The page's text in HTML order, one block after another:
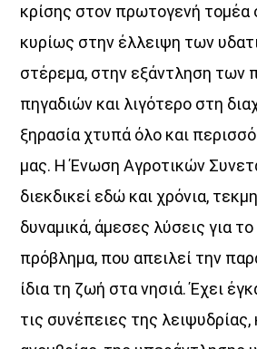
κρίσης στον πρωτογενή τομέα
κυρίως στην έλλειψη των
στέρεμα, στην εξάντληση των
πηγαδιών και λιγότερο στη
ξηρασία χτυπά όλο και
μας. Η Ένωση Αγροτικών
διεκδικεί εδώ και χρόνια,
δυναμικά, άμεσες λύσεις για
πρόβλημα, που απειλεί την
ίδια τη ζωή στα νησιά. Έχει
τις συνέπειες της